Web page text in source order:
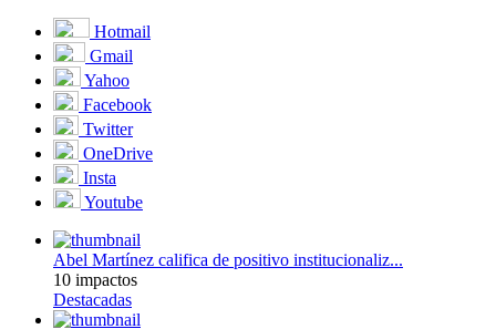
Hotmail
Gmail
Yahoo
Facebook
Twitter
OneDrive
Insta
Youtube
Abel Martínez califica de positivo institucionaliz...
10 impactos
Destacadas